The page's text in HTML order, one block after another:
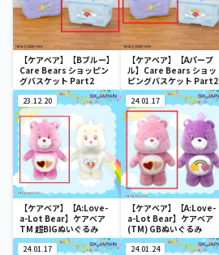
【ケアベア】【Bブルー】
Care Bears ショッピン
グバスケット Part2
【ケアベア】【Aパープ
ル】Care Bears ショッ
ピングバスケット Part2
23.12.20
【ケアベア】【A:Love-
a-Lot Bear】ケアベア
TM 超BIGぬいぐるみ
24.01.17
【ケアベア】【A:Love-
a-Lot Bear】ケアベア
(TM) GBぬいぐるみ
24.01.17 24.01.24